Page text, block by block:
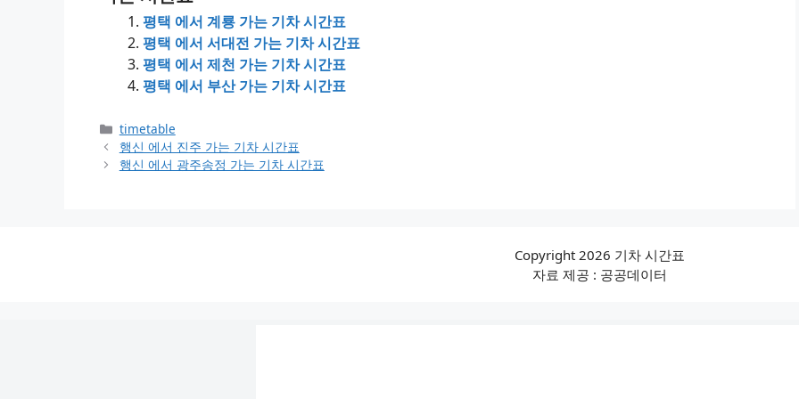
평택 에서 계룡 가는 기차 시간표
평택 에서 서대전 가는 기차 시간표
평택 에서 제천 가는 기차 시간표
평택 에서 부산 가는 기차 시간표
Categories
timetable
행신 에서 진주 가는 기차 시간표
행신 에서 광주송정 가는 기차 시간표
Copyright 2026 기차 시간표
자료 제공 : 공공데이터